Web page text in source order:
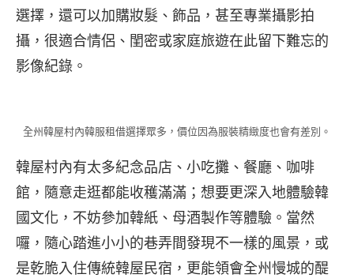
選擇，還可以加購妝髮、飾品，甚至專業攝影拍
攝，很適合情侶、閨密或家庭旅遊在此留下難忘的
影像紀錄。
全州韓屋村內韓服租借選擇眾多，價位因為服裝精緻度也會有差別。
韓屋村內有太多紀念品店、小吃攤、餐廳、咖啡
館，隨意走逛都能收穫滿滿；想要更深入地體驗韓
國文化，不妨參加韓紙、母酒製作等體驗。當然
囉，隨心踏進小小的巷弄間發現不一樣的風景，或
是乾脆入住傳統韓屋民宿，更能領會全州慢城的醍